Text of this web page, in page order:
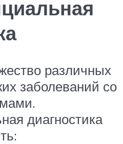
различных
заболеваний со
диагностика